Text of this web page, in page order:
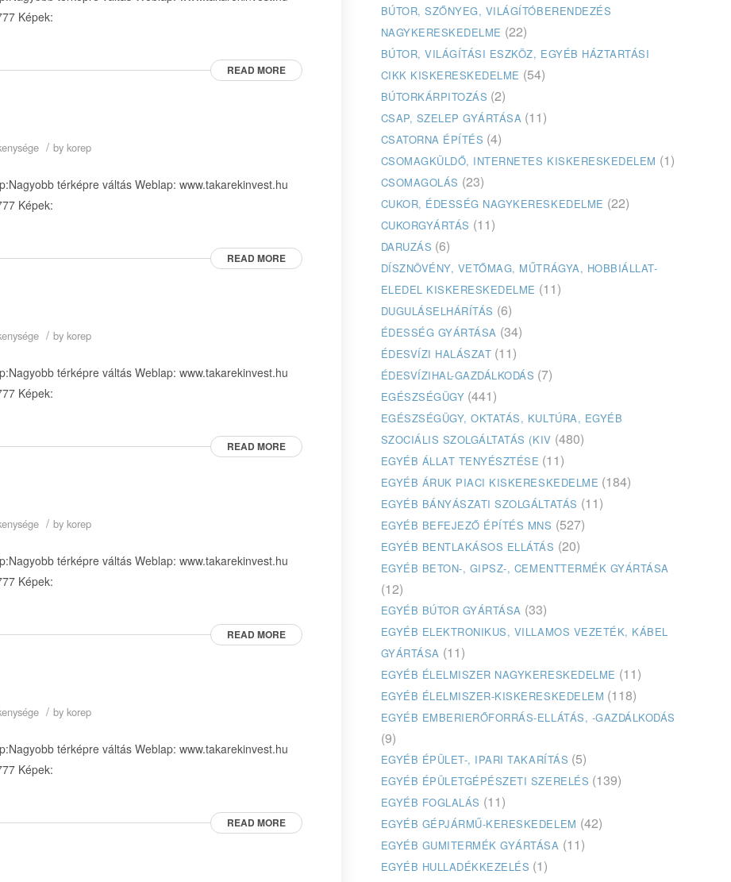
Képek:
READ MORE
/ by korep
térképre váltás Weblap: www.takarekinvest.hu
Képek:
READ MORE
/ by korep
térképre váltás Weblap: www.takarekinvest.hu
Képek:
READ MORE
/ by korep
térképre váltás Weblap: www.takarekinvest.hu
Képek:
READ MORE
/ by korep
térképre váltás Weblap: www.takarekinvest.hu
Képek:
READ MORE
BÚTOR, SZŐNYEG, VILÁGÍTÓBERENDEZÉS
NAGYKERESKEDELME (22)
BÚTOR, VILÁGÍTÁSI ESZKÖZ, EGYÉB HÁZTARTÁSI
CIKK KISKERESKEDELME (54)
BÚTORKÁRPITOZÁS (2)
CSAP, SZELEP GYÁRTÁSA (11)
CSATORNA ÉPÍTÉS (4)
CSOMAGKÜLDŐ, INTERNETES KISKERESKEDELEM (1)
CSOMAGOLÁS (23)
CUKOR, ÉDESSÉG NAGYKERESKEDELME (22)
CUKORGYÁRTÁS (11)
DARUZÁS (6)
DÍSZNÖVÉNY, VETŐMAG, MŰTRÁGYA, HOBBIÁLLAT-
ELEDEL KISKERESKEDELME (11)
DUGULÁSELHÁRÍTÁS (6)
ÉDESSÉG GYÁRTÁSA (34)
ÉDESVÍZI HALÁSZAT (11)
ÉDESVÍZIHAL-GAZDÁLKODÁS (7)
EGÉSZSÉGÜGY (441)
EGÉSZSÉGÜGY, OKTATÁS, KULTÚRA, EGYÉB
SZOCIÁLIS SZOLGÁLTATÁS (KIV (480)
EGYÉB ÁLLAT TENYÉSZTÉSE (11)
EGYÉB ÁRUK PIACI KISKERESKEDELME (184)
EGYÉB BÁNYÁSZATI SZOLGÁLTATÁS (11)
EGYÉB BEFEJEZŐ ÉPÍTÉS MNS (527)
EGYÉB BENTLAKÁSOS ELLÁTÁS (20)
EGYÉB BETON-, GIPSZ-, CEMENTTERMÉK GYÁRTÁSA
(12)
EGYÉB BÚTOR GYÁRTÁSA (33)
EGYÉB ELEKTRONIKUS, VILLAMOS VEZETÉK, KÁBEL
GYÁRTÁSA (11)
EGYÉB ÉLELMISZER NAGYKERESKEDELME (11)
EGYÉB ÉLELMISZER-KISKERESKEDELEM (118)
EGYÉB EMBERIERŐFORRÁS-ELLÁTÁS, -GAZDÁLKODÁS
(9)
EGYÉB ÉPÜLET-, IPARI TAKARÍTÁS (5)
EGYÉB ÉPÜLETGÉPÉSZETI SZERELÉS (139)
EGYÉB FOGLALÁS (11)
EGYÉB GÉPJÁRMŰ-KERESKEDELEM (42)
EGYÉB GUMITERMÉK GYÁRTÁSA (11)
EGYÉB HULLADÉKKEZELÉS (1)